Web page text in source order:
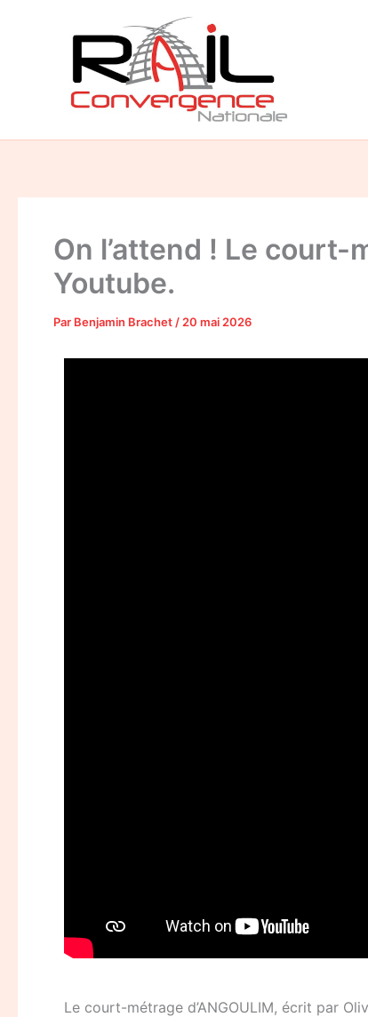
On l’attend ! Le court-
Youtube.
Par Benjamin Brachet / 20 mai 2026
Le court-métrage d’ANGOULIM, écrit par